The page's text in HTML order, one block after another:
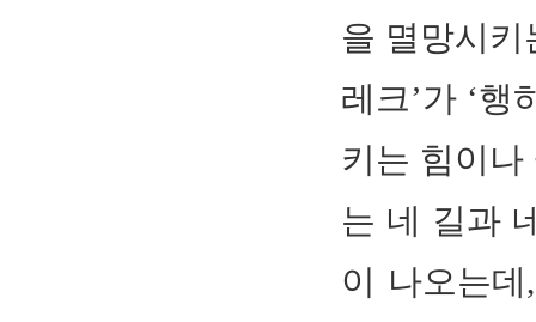
을 멸망시키
레크’가 ‘행
키는 힘이나
는 네 길과
이 나오는